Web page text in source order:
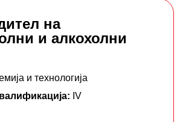
на
и алкохолни
и технологија
IV